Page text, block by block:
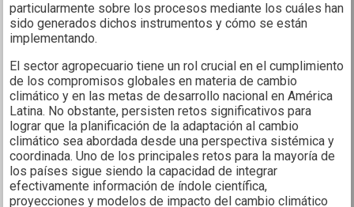
particularmente sobre los procesos mediante los cuáles han
sido generados dichos instrumentos y cómo se están
implementando.
El sector agropecuario tiene un rol crucial en el cumplimiento
de los compromisos globales en materia de cambio
climático y en las metas de desarrollo nacional en América
Latina. No obstante, persisten retos significativos para
lograr que la planificación de la adaptación al cambio
climático sea abordada desde una perspectiva sistémica y
coordinada. Uno de los principales retos para la mayoría de
los países sigue siendo la capacidad de integrar
efectivamente información de índole científica,
proyecciones y modelos de impacto del cambio climático